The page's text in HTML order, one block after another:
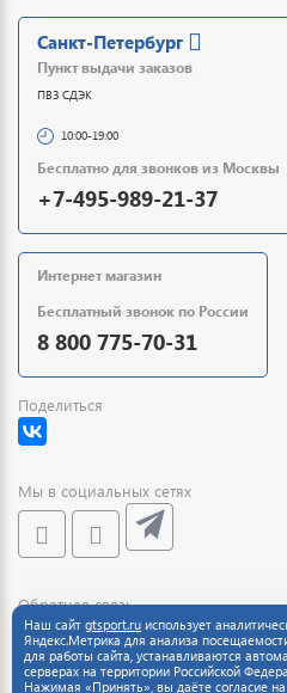
Санкт-Петербург
Пункт выдачи заказов
ПВЗ СДЭК
10:00-19:00
Бесплатно для звонков из Москвы
+7-495-989-21-37
Интернет магазин
Бесплатный звонок по России
8 800 775-70-31
Поделиться
Мы в социальных сетях
Обратная связь
Наш сайт gtsport.ru использует
Яндекс.Метрика для анализа
для работы сайта, устанавливаются
серверах на территории Российской
Нажимая «Принять», вы даёте согласие